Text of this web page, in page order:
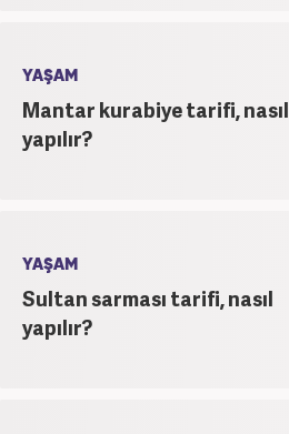
YAŞAM
Mantar kurabiye tarifi, nasıl
yapılır?
YAŞAM
Sultan sarması tarifi, nasıl
yapılır?